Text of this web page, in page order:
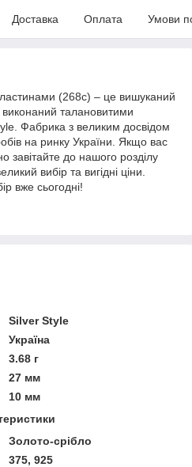
Доставка Оплата Умови
(268с) – це вишуканий
талановитими
Фабрика з великим досвідом
на ринку України. Якщо вас
завітайте до нашого розділу
вибір та вигідні ціни.
вже сьогодні!
Silver Style
Україна
3.68 г
27 мм
10 мм
Золото-срібло
375, 925